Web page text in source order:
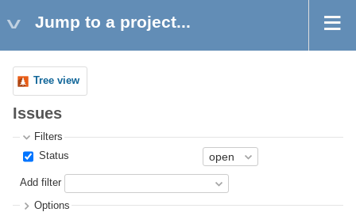
Jump to a project...
Tree view
Issues
Filters
Status
Add filter
Options